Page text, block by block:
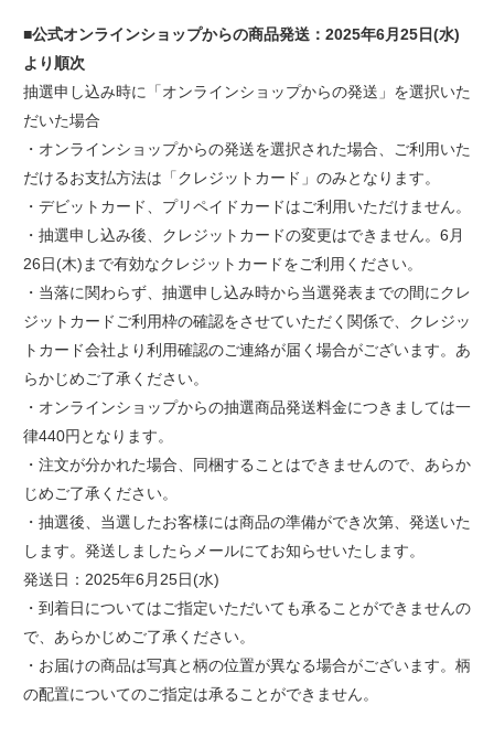
■公式オンラインショップからの商品発送：2025年6月25日(水)
より順次
抽選申し込み時に「オンラインショップからの発送」を選択いた
だいた場合
・オンラインショップからの発送を選択された場合、ご利用いた
だけるお支払方法は「クレジットカード」のみとなります。
・デビットカード、プリペイドカードはご利用いただけません。
・抽選申し込み後、クレジットカードの変更はできません。6月
26日(木)まで有効なクレジットカードをご利用ください。
・当落に関わらず、抽選申し込み時から当選発表までの間にクレ
ジットカードご利用枠の確認をさせていただく関係で、クレジッ
トカード会社より利用確認のご連絡が届く場合がございます。あ
らかじめご了承ください。
・オンラインショップからの抽選商品発送料金につきましては一
律440円となります。
・注文が分かれた場合、同梱することはできませんので、あらか
じめご了承ください。
・抽選後、当選したお客様には商品の準備ができ次第、発送いた
します。発送しましたらメールにてお知らせいたします。
発送日：2025年6月25日(水)
・到着日についてはご指定いただいても承ることができませんの
で、あらかじめご了承ください。
・お届けの商品は写真と柄の位置が異なる場合がございます。柄
の配置についてのご指定は承ることができません。